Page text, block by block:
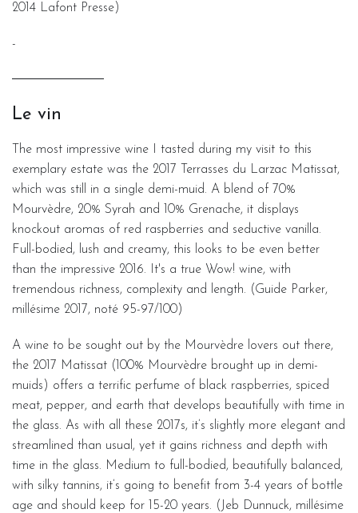
2014 Lafont Presse)
-
Le vin
The most impressive wine I tasted during my visit to this
exemplary estate was the 2017 Terrasses du Larzac Matissat,
which was still in a single demi-muid. A blend of 70%
Mourvèdre, 20% Syrah and 10% Grenache, it displays
knockout aromas of red raspberries and seductive vanilla.
Full-bodied, lush and creamy, this looks to be even better
than the impressive 2016. It's a true Wow! wine, with
tremendous richness, complexity and length. (Guide Parker,
millésime 2017, noté 95-97/100)
A wine to be sought out by the Mourvèdre lovers out there,
the 2017 Matissat (100% Mourvèdre brought up in demi-
muids) offers a terrific perfume of black raspberries, spiced
meat, pepper, and earth that develops beautifully with time in
the glass. As with all these 2017s, it’s slightly more elegant and
streamlined than usual, yet it gains richness and depth with
time in the glass. Medium to full-bodied, beautifully balanced,
with silky tannins, it’s going to benefit from 3-4 years of bottle
age and should keep for 15-20 years. (Jeb Dunnuck, millésime